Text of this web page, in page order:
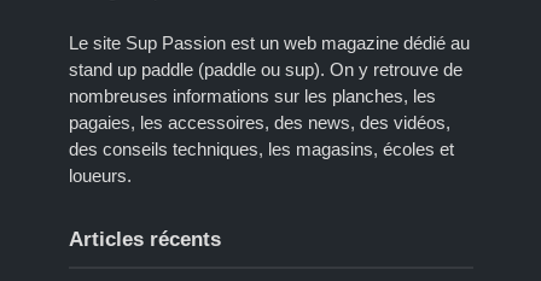
Le site Sup Passion est un web magazine dédié au
stand up paddle (paddle ou sup). On y retrouve de
nombreuses informations sur les planches, les
pagaies, les accessoires, des news, des vidéos,
des conseils techniques, les magasins, écoles et
loueurs.
Articles récents